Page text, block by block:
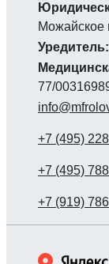
Можайское
Уредитель:
77/